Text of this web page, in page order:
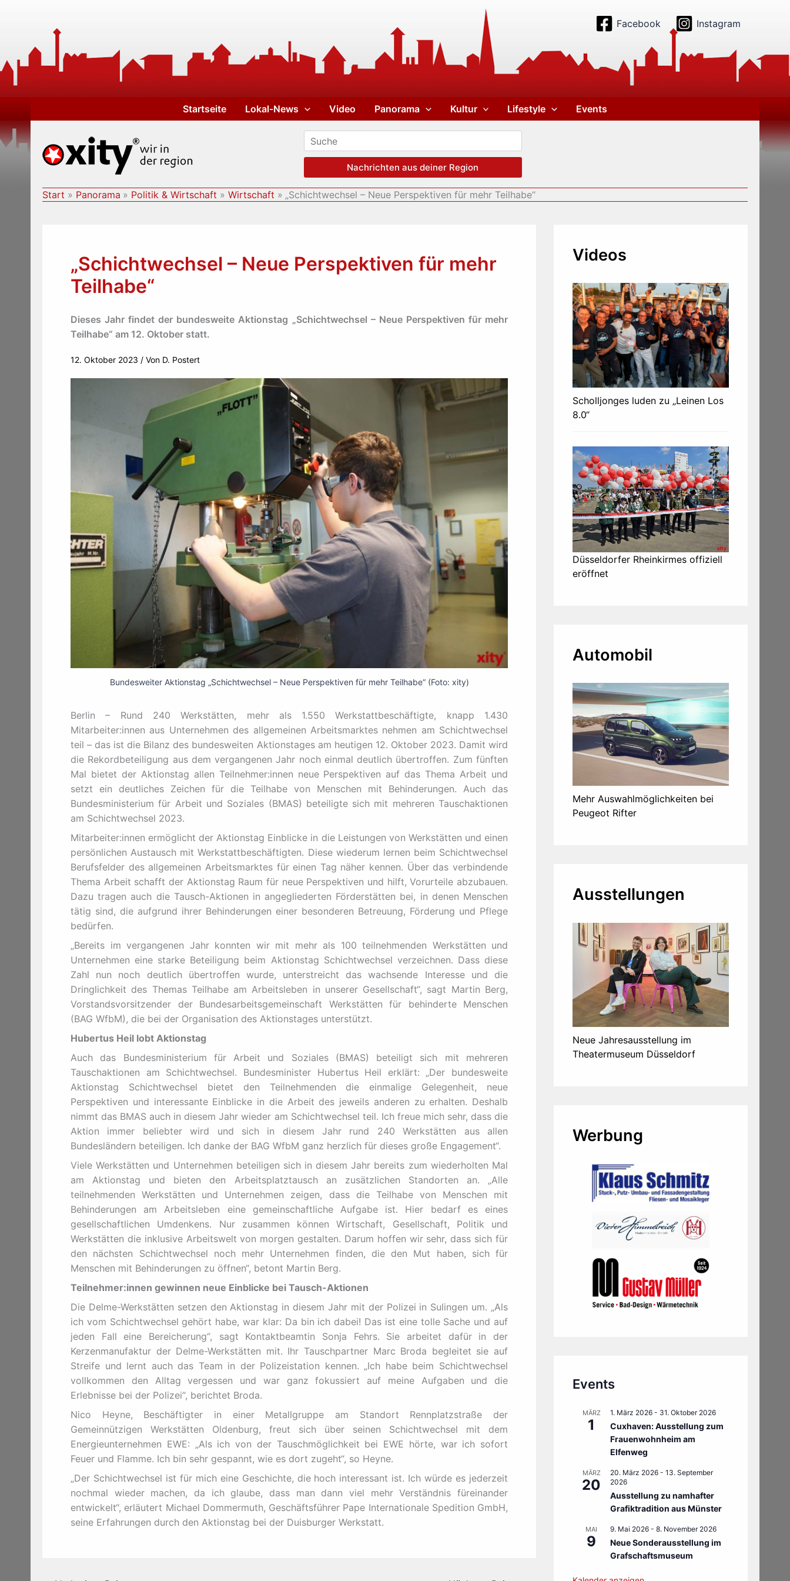
Facebook Instagram
Startseite Lokal-News Video Panorama Kultur Lifestyle Events
Nachrichten aus deiner Region
Start Panorama Politik & Wirtschaft Wirtschaft „Schichtwechsel – Neue Perspektiven für mehr Teilhabe“
„Schichtwechsel – Neue Perspektiven für mehr
Teilhabe“
Dieses Jahr findet der bundesweite Aktionstag „Schichtwechsel – Neue Perspektiven für mehr
Teilhabe“ am 12. Oktober statt.
12. Oktober 2023 / Von D. Postert
Bundesweiter Aktionstag „Schichtwechsel – Neue Perspektiven für mehr Teilhabe“ (Foto: xity)
Berlin – Rund 240 Werkstätten, mehr als 1.550 Werkstattbeschäftigte, knapp 1.430
Mitarbeiter:innen aus Unternehmen des allgemeinen Arbeitsmarktes nehmen am Schichtwechsel
teil – das ist die Bilanz des bundesweiten Aktionstages am heutigen 12. Oktober 2023. Damit wird
die Rekordbeteiligung aus dem vergangenen Jahr noch einmal deutlich übertroffen. Zum fünften
Mal bietet der Aktionstag allen Teilnehmer:innen neue Perspektiven auf das Thema Arbeit und
setzt ein deutliches Zeichen für die Teilhabe von Menschen mit Behinderungen. Auch das
Bundesministerium für Arbeit und Soziales (BMAS) beteiligte sich mit mehreren Tauschaktionen
am Schichtwechsel 2023.
Mitarbeiter:innen ermöglicht der Aktionstag Einblicke in die Leistungen von Werkstätten und einen
persönlichen Austausch mit Werkstattbeschäftigten. Diese wiederum lernen beim Schichtwechsel
Berufsfelder des allgemeinen Arbeitsmarktes für einen Tag näher kennen. Über das verbindende
Thema Arbeit schafft der Aktionstag Raum für neue Perspektiven und hilft, Vorurteile abzubauen.
Dazu tragen auch die Tausch-Aktionen in angegliederten Förderstätten bei, in denen Menschen
tätig sind, die aufgrund ihrer Behinderungen einer besonderen Betreuung, Förderung und Pflege
bedürfen.
„Bereits im vergangenen Jahr konnten wir mit mehr als 100 teilnehmenden Werkstätten und
Unternehmen eine starke Beteiligung beim Aktionstag Schichtwechsel verzeichnen. Dass diese
Zahl nun noch deutlich übertroffen wurde, unterstreicht das wachsende Interesse und die
Dringlichkeit des Themas Teilhabe am Arbeitsleben in unserer Gesellschaft“, sagt Martin Berg,
Vorstandsvorsitzender der Bundesarbeitsgemeinschaft Werkstätten für behinderte Menschen
(BAG WfbM), die bei der Organisation des Aktionstages unterstützt.
Hubertus Heil lobt Aktionstag
Auch das Bundesministerium für Arbeit und Soziales (BMAS) beteiligt sich mit mehreren
Tauschaktionen am Schichtwechsel. Bundesminister Hubertus Heil erklärt: „Der bundesweite
Aktionstag Schichtwechsel bietet den Teilnehmenden die einmalige Gelegenheit, neue
Perspektiven und interessante Einblicke in die Arbeit des jeweils anderen zu erhalten. Deshalb
nimmt das BMAS auch in diesem Jahr wieder am Schichtwechsel teil. Ich freue mich sehr, dass die
Aktion immer beliebter wird und sich in diesem Jahr rund 240 Werkstätten aus allen
Bundesländern beteiligen. Ich danke der BAG WfbM ganz herzlich für dieses große Engagement“.
Viele Werkstätten und Unternehmen beteiligen sich in diesem Jahr bereits zum wiederholten Mal
am Aktionstag und bieten den Arbeitsplatztausch an zusätzlichen Standorten an. „Alle
teilnehmenden Werkstätten und Unternehmen zeigen, dass die Teilhabe von Menschen mit
Behinderungen am Arbeitsleben eine gemeinschaftliche Aufgabe ist. Hier bedarf es eines
gesellschaftlichen Umdenkens. Nur zusammen können Wirtschaft, Gesellschaft, Politik und
Werkstätten die inklusive Arbeitswelt von morgen gestalten. Darum hoffen wir sehr, dass sich für
den nächsten Schichtwechsel noch mehr Unternehmen finden, die den Mut haben, sich für
Menschen mit Behinderungen zu öffnen“, betont Martin Berg.
Teilnehmer:innen gewinnen neue Einblicke bei Tausch-Aktionen
Die Delme-Werkstätten setzen den Aktionstag in diesem Jahr mit der Polizei in Sulingen um. „Als
ich vom Schichtwechsel gehört habe, war klar: Da bin ich dabei! Das ist eine tolle Sache und auf
jeden Fall eine Bereicherung“, sagt Kontaktbeamtin Sonja Fehrs. Sie arbeitet dafür in der
Kerzenmanufaktur der Delme-Werkstätten mit. Ihr Tauschpartner Marc Broda begleitet sie auf
Streife und lernt auch das Team in der Polizeistation kennen. „Ich habe beim Schichtwechsel
vollkommen den Alltag vergessen und war ganz fokussiert auf meine Aufgaben und die
Erlebnisse bei der Polizei“, berichtet Broda.
Nico Heyne, Beschäftigter in einer Metallgruppe am Standort Rennplatzstraße der
Gemeinnützigen Werkstätten Oldenburg, freut sich über seinen Schichtwechsel mit dem
Energieunternehmen EWE: „Als ich von der Tauschmöglichkeit bei EWE hörte, war ich sofort
Feuer und Flamme. Ich bin sehr gespannt, wie es dort zugeht“, so Heyne.
„Der Schichtwechsel ist für mich eine Geschichte, die hoch interessant ist. Ich würde es jederzeit
nochmal wieder machen, da ich glaube, dass man dann viel mehr Verständnis füreinander
entwickelt“, erläutert Michael Dommermuth, Geschäftsführer Pape Internationale Spedition GmbH,
seine Erfahrungen durch den Aktionstag bei der Duisburger Werkstatt.
Videos
Scholljonges luden zu „Leinen Los
8.0“
Düsseldorfer Rheinkirmes offiziell
eröffnet
Automobil
Mehr Auswahlmöglichkeiten bei
Peugeot Rifter
Ausstellungen
Neue Jahresausstellung im
Theatermuseum Düsseldorf
Werbung
Events
MÄRZ
1
1. März 2026 - 31. Oktober 2026
Cuxhaven: Ausstellung zum
Frauenwohnheim am
Elfenweg
MÄRZ
20
20. März 2026 - 13. September
2026
Ausstellung zu namhafter
Grafiktradition aus Münster
MAI
9
9. Mai 2026 - 8. November 2026
Neue Sonderausstellung im
Grafschaftsmuseum